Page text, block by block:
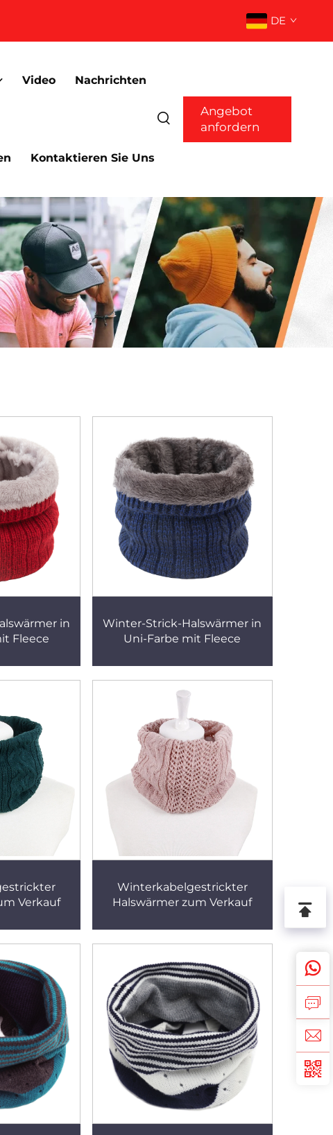
DE
Video Nachrichten
Kontaktieren Sie Uns
Angebot
anfordern
in
Fleece
Winter-Strick-Halswärmer in
Uni-Farbe mit Fleece
Verkauf
Winterkabelgestrickter
Halswärmer zum Verkauf